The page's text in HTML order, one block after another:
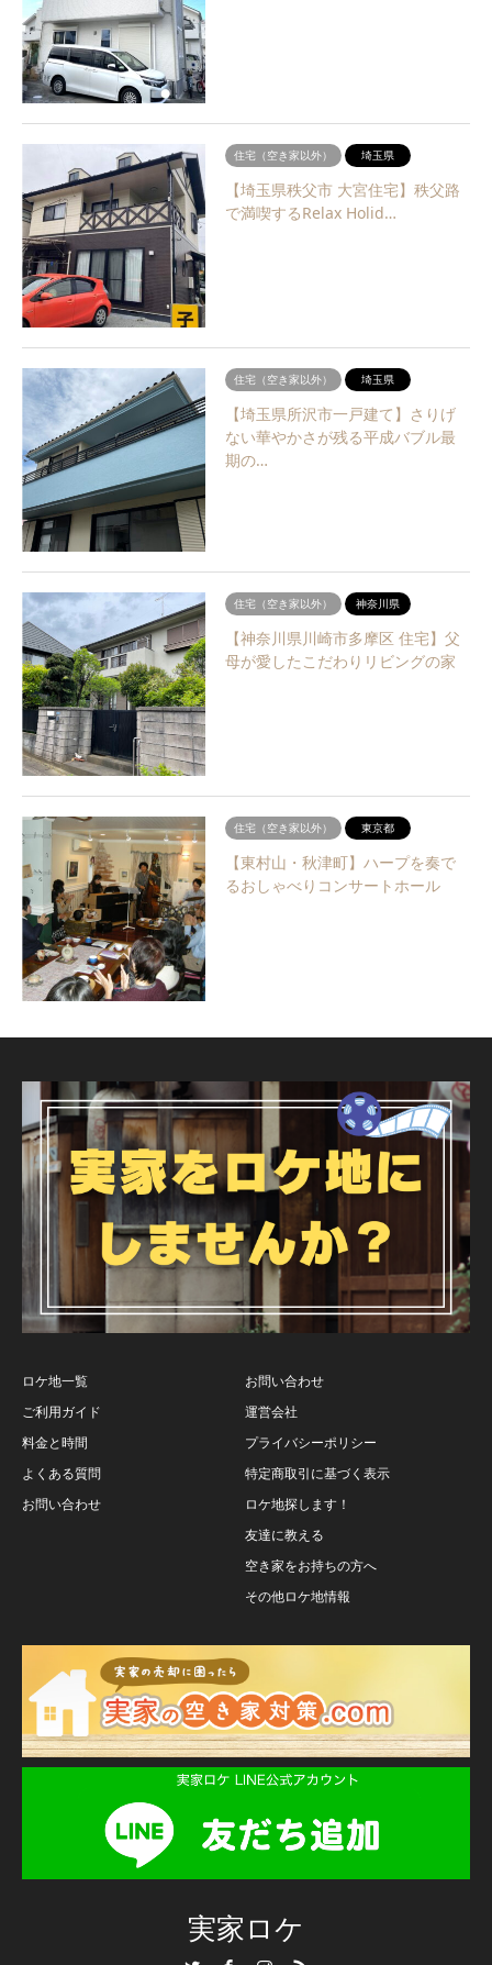
住宅（空き家以外） 埼玉県
【埼玉県秩父市 大宮住宅】秩父路
で満喫するRelax Holid…
住宅（空き家以外） 埼玉県
【埼玉県所沢市一戸建て】さりげ
ない華やかさが残る平成バブル最
期の…
住宅（空き家以外） 神奈川県
【神奈川県川崎市多摩区 住宅】父
母が愛したこだわりリビングの家
住宅（空き家以外） 東京都
【東村山・秋津町】ハープを奏で
るおしゃべりコンサートホール
ロケ地一覧
ご利用ガイド
料金と時間
よくある質問
お問い合わせ
お問い合わせ
運営会社
プライバシーポリシー
特定商取引に基づく表示
ロケ地探します！
友達に教える
空き家をお持ちの方へ
その他ロケ地情報
実家ロケ